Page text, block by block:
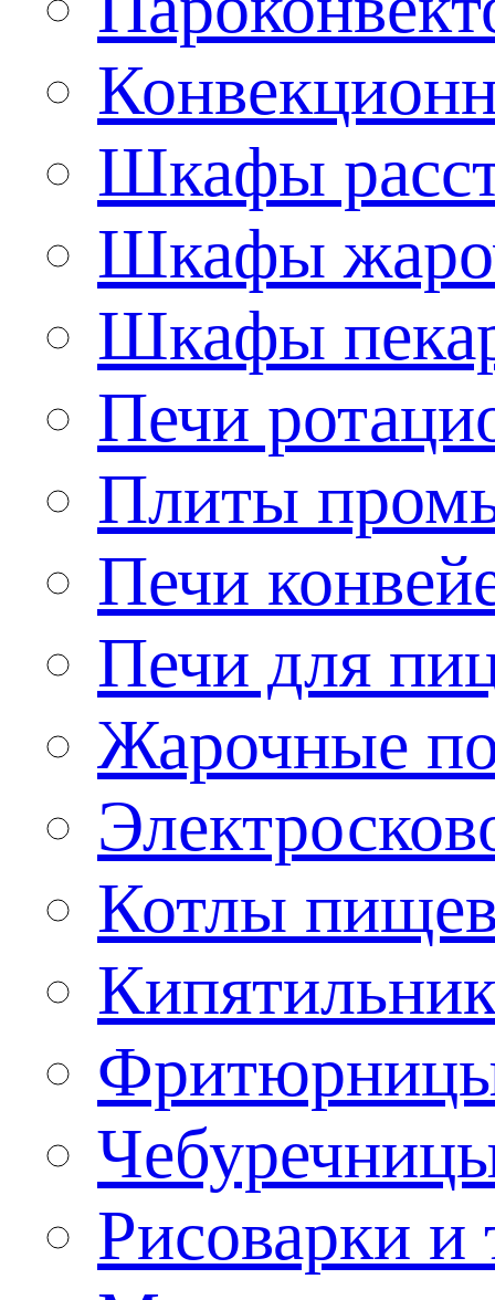
Шкафы
Шкафы
Шкафы
Печи
Плиты
Печи
Печи для
Жарочные
Котлы
Рисоварки и